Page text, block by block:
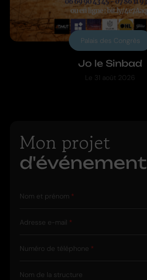
Jo le Sinbad
Palais des Congrès
Le 31 août 2026
Mon projet
d'événement
Nom et prénom
Adresse e-mail
Numéro de téléphone
Nom de la structure